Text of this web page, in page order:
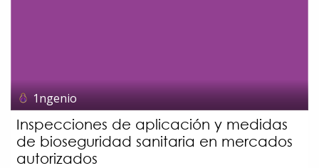
1ngenio
Inspecciones de aplicación y medidas
de bioseguridad sanitaria en mercados
autorizados